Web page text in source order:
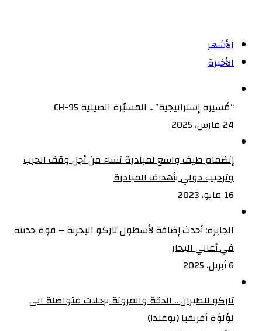
الأشهر
الأخيرة
“مُسيرة إستراتيجية” .. المسيّرة الصينية CH-95
24 مارس، 2025
إنضمام طيف واسع لمبادرة نساء من أجل وقف الحرب
وترحيب دولي بأهداف المبادرة
16 مايو، 2023
الجابرة: أحدث إضافة لأسطول تاركو البحرية – قوة حديثة
في أعالي البحار
6 أبريل، 2025
تاركو للطيران .. الدقة والمرونة برحلات متواصلة الى
لؤلؤة أفريقيا (يوغندا)